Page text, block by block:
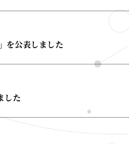
を公表しました
した